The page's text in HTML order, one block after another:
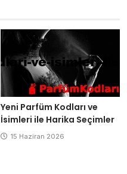
Yeni Parfüm Kodları ve
İsimleri ile Harika Seçimler
15 Haziran 2026